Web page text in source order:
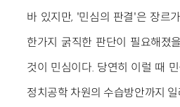
바 있지만, '민심의 판결'은 장르
한가지 굵직한 판단이 필요해졌
것이 민심이다. 당연히 이럴 때
정치공학 차원의 수습방안까지